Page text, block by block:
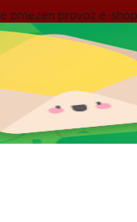
provoz e-
2026 do neděle 23.